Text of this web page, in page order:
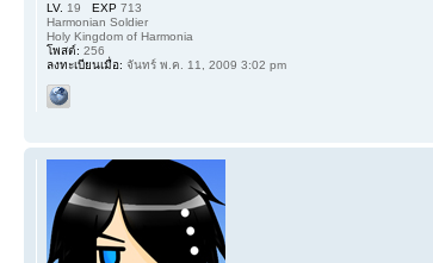
LV. 19 EXP 713
Harmonian Soldier
Holy Kingdom of Harmonia
โพสต์: 256
ลงทะเบียนเมื่อ: จันทร์ พ.ค. 11, 2009 3:02 pm